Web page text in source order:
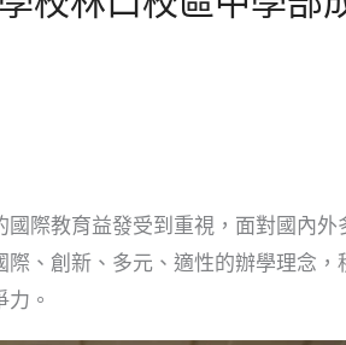
際教育益發受到重視，面對國內外
、創新、多元、適性的辦學理念，
。